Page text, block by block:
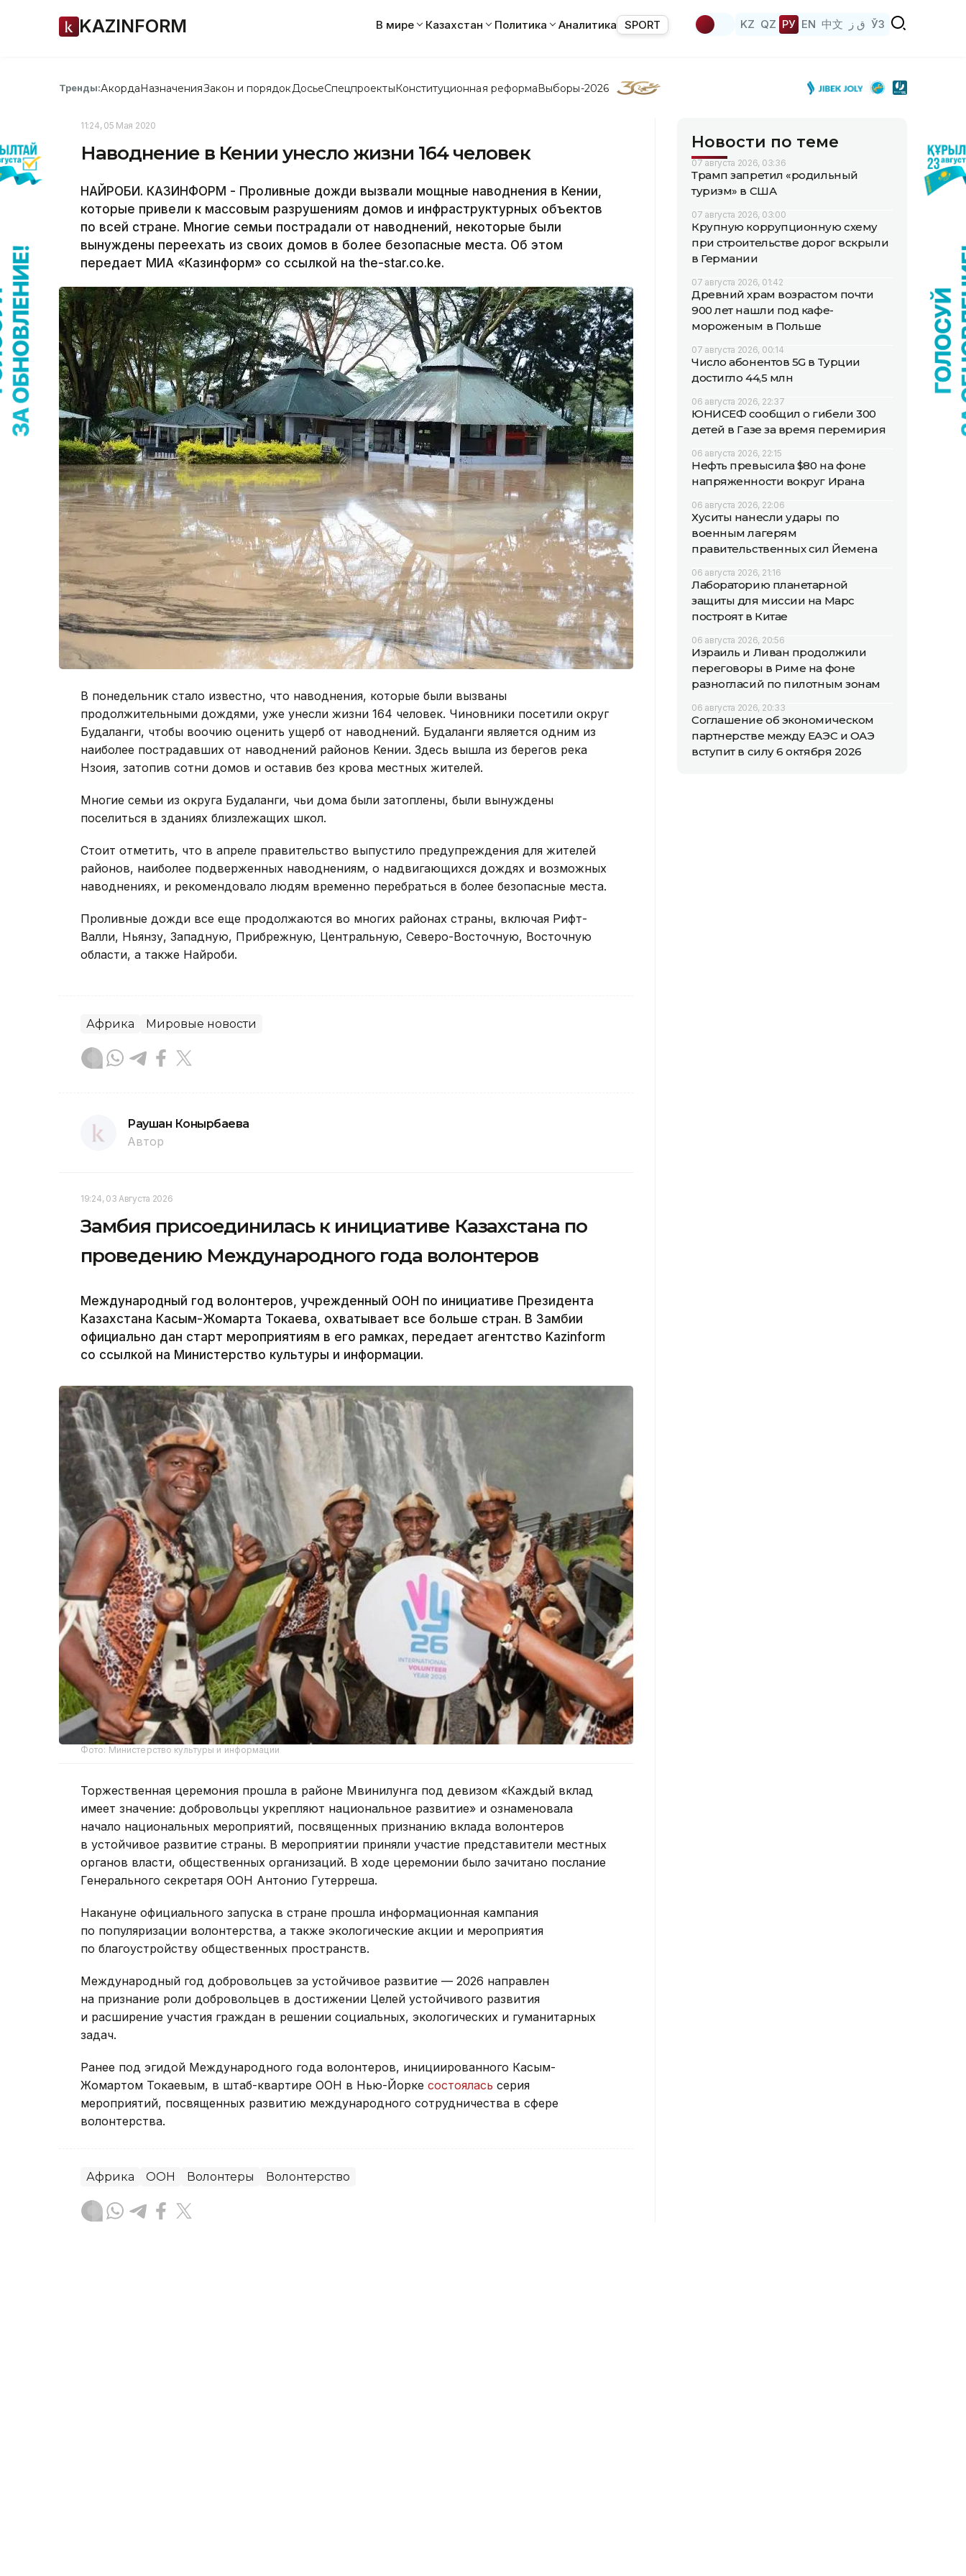
KAZINFORM В мире Казахстан Политика Аналитика SPORT KZ QZ РУ EN 中文 ق ز ЎЗ
Тренды:АкордаНазначенияЗакон и порядок ДосьеСпецпроектыКонституционная реформаВыборы-2026
11:24, 05 Мая 2020
Наводнение в Кении унесло жизни 164 человек
НАЙРОБИ. КАЗИНФОРМ - Проливные дожди вызвали мощные наводнения в Кении,
которые привели к массовым разрушениям домов и инфраструктурных объектов
по всей стране. Многие семьи пострадали от наводнений, некоторые были
вынуждены переехать из своих домов в более безопасные места. Об этом
передает МИА «Казинформ» со ссылкой на the-star.co.ke.
В понедельник стало известно, что наводнения, которые были вызваны
продолжительными дождями, уже унесли жизни 164 человек. Чиновники посетили округ
Будаланги, чтобы воочию оценить ущерб от наводнений. Будаланги является одним из
наиболее пострадавших от наводнений районов Кении. Здесь вышла из берегов река
Нзоия, затопив сотни домов и оставив без крова местных жителей.
Многие семьи из округа Будаланги, чьи дома были затоплены, были вынуждены
поселиться в зданиях близлежащих школ.
Стоит отметить, что в апреле правительство выпустило предупреждения для жителей
районов, наиболее подверженных наводнениям, о надвигающихся дождях и возможных
наводнениях, и рекомендовало людям временно перебраться в более безопасные места.
Проливные дожди все еще продолжаются во многих районах страны, включая Рифт-
Валли, Ньянзу, Западную, Прибрежную, Центральную, Северо-Восточную, Восточную
области, а также Найроби.
Африка Мировые новости
Раушан Конырбаева
Автор
19:24, 03 Августа 2026
Замбия присоединилась к инициативе Казахстана по
проведению Международного года волонтеров
Международный год волонтеров, учрежденный ООН по инициативе Президента
Казахстана Касым-Жомарта Токаева, охватывает все больше стран. В Замбии
официально дан старт мероприятиям в его рамках, передает агентство Kazinform
со ссылкой на Министерство культуры и информации.
Фото: Министерство культуры и информации
Торжественная церемония прошла в районе Мвинилунга под девизом «Каждый вклад
имеет значение: добровольцы укрепляют национальное развитие» и ознаменовала
начало национальных мероприятий, посвященных признанию вклада волонтеров
в устойчивое развитие страны. В мероприятии приняли участие представители местных
органов власти, общественных организаций. В ходе церемонии было зачитано послание
Генерального секретаря ООН Антонио Гутерреша.
Накануне официального запуска в стране прошла информационная кампания
по популяризации волонтерства, а также экологические акции и мероприятия
по благоустройству общественных пространств.
Международный год добровольцев за устойчивое развитие — 2026 направлен
на признание роли добровольцев в достижении Целей устойчивого развития
и расширение участия граждан в решении социальных, экологических и гуманитарных
задач.
Ранее под эгидой Международного года волонтеров, инициированного Касым-
Жомартом Токаевым, в штаб-квартире ООН в Нью-Йорке состоялась серия
мероприятий, посвященных развитию международного сотрудничества в сфере
волонтерства.
Африка ООН Волонтеры Волонтерство
Новости по теме
07 августа 2026, 03:36
Трамп запретил «родильный
туризм» в США
07 августа 2026, 03:00
Крупную коррупционную схему
при строительстве дорог вскрыли
в Германии
07 августа 2026, 01:42
Древний храм возрастом почти
900 лет нашли под кафе-
мороженым в Польше
07 августа 2026, 00:14
Число абонентов 5G в Турции
достигло 44,5 млн
06 августа 2026, 22:37
ЮНИСЕФ сообщил о гибели 300
детей в Газе за время перемирия
06 августа 2026, 22:15
Нефть превысила $80 на фоне
напряженности вокруг Ирана
06 августа 2026, 22:06
Хуситы нанесли удары по
военным лагерям
правительственных сил Йемена
06 августа 2026, 21:16
Лабораторию планетарной
защиты для миссии на Марс
построят в Китае
06 августа 2026, 20:56
Израиль и Ливан продолжили
переговоры в Риме на фоне
разногласий по пилотным зонам
06 августа 2026, 20:33
Соглашение об экономическом
партнерстве между ЕАЭС и ОАЭ
вступит в силу 6 октября 2026